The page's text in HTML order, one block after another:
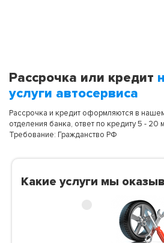
Рассрочка или кредит
услуги автосервиса
Рассрочка и кредит оформляются в
отделения банка, ответ по кредиту 5 - 20
Требование: Гражданство РФ
Какие услуги мы